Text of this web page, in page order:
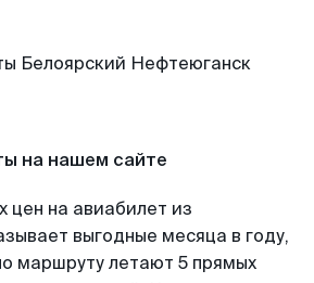
на нашем сайте
цен на авиабилет из
выгодные месяца в году,
маршруту летают 5 прямых